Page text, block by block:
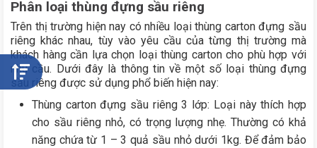
Phân loại thùng đựng sầu riêng
Trên thị trường hiện nay có nhiều loại thùng carton đựng sầu
riêng khác nhau, tùy vào yêu cầu của từng thị trường mà
khách hàng cần lựa chọn loại thùng carton cho phù hợp với
nhu cầu. Dưới đây là thông tin về một số loại thùng đựng
sầu riêng được sử dụng phổ biến hiện nay:
Thùng carton đựng sầu riêng 3 lớp: Loại này thích hợp
cho sầu riêng nhỏ, có trọng lượng nhẹ. Thường có khả
năng chứa từ 1 – 3 quả sầu nhỏ dưới 1kg. Để đảm bảo